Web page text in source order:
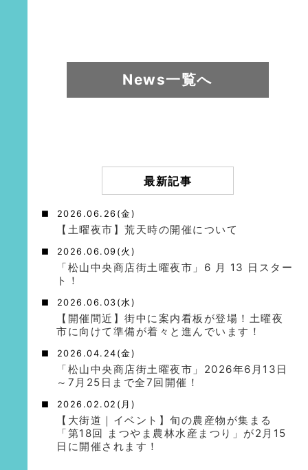
News一覧へ
最新記事
2026.06.26(金)
【土曜夜市】荒天時の開催について
2026.06.09(火)
「松山中央商店街土曜夜市」6 月 13 日スター
ト！
2026.06.03(水)
【開催間近】街中に案内看板が登場！土曜夜
市に向けて準備が着々と進んでいます！
2026.04.24(金)
「松山中央商店街土曜夜市」2026年6月13日
～7月25日まで全7回開催！
2026.02.02(月)
【大街道｜イベント】旬の農産物が集まる
「第18回 まつやま農林水産まつり」が2月15
日に開催されます！